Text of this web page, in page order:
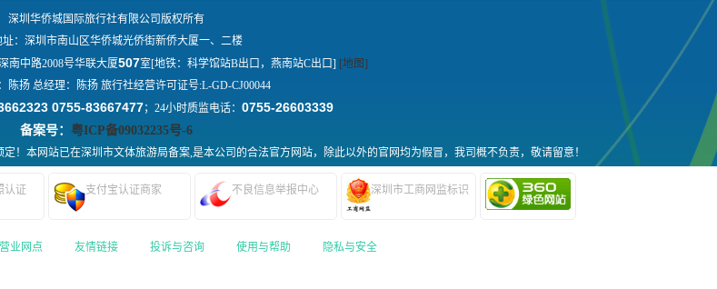
深圳华侨城国际旅行社有限公司版权所有
址：深圳市南山区华侨城光侨街新侨大厦一、二楼
南中路2008号华联大厦507室[地铁：科学馆站B出口，燕南站C出口] [地图]
陈扬 总经理：陈扬 旅行社经营许可证号:L-GD-CJ00044
0755-83667477；24小时质监电话： 0755-26603339
备案号： 粤ICP备09032235号-6
！本网站已在深圳市文体旅游局备案,是本公司的合法官方网站，除此以外的官网均为假冒，我司概不负责，敬请留意！
认证 支付宝认证商家 不良信息举报中心 深圳市工商网监标识
业网点 友情链接 投诉与咨询 使用与帮助 隐私与安全